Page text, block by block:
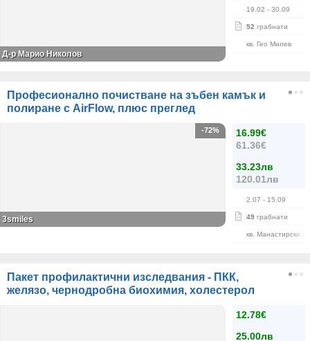
19.02 - 30.09
52 грабнати
кв. Гео Милев
Д-р Марио Николов
Професионално почистване на зъбен камък и
полиране с AirFlow, плюс преглед
16.99€
61.36€
33.23лв
120.01лв
2.07 - 15.09
49 грабнати
кв. Манастирски
-72%
3smiles
Пакет профилактични изследвания - ПКК,
желязо, чернодробна биохимия, холестерол
12.78€
25.00лв